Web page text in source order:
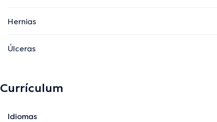
Hernias
Úlceras
Currículum
Idiomas